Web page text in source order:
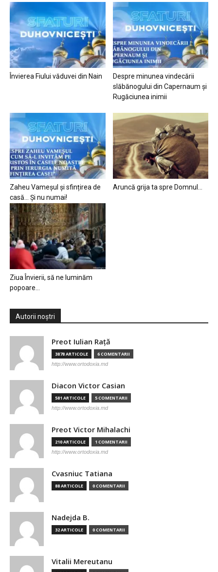
Învierea Fiului văduvei din Nain
Despre minunea vindecării
slăbănogului din Capernaum și
Rugăciunea inimii
Zaheu Vameșul și sfințirea de
casă… Și nu numai!
Aruncă grija ta spre Domnul…
Ziua Învierii, să ne luminăm
popoare…
Autorii noștri
Preot Iulian Raţă
3878 ARTICOLE 6 COMENTARII
http://www.ortodoxia.md
Diacon Victor Casian
581 ARTICOLE 5 COMENTARII
http://www.ortodoxia.md
Preot Victor Mihalachi
210 ARTICOLE 1 COMENTARII
http://www.ortodoxia.md
Cvasniuc Tatiana
88 ARTICOLE 0 COMENTARII
Nadejda B.
32 ARTICOLE 0 COMENTARII
Vitalii Mereutanu